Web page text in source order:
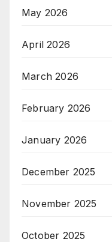
May 2026
April 2026
March 2026
February 2026
January 2026
December 2025
November 2025
October 2025